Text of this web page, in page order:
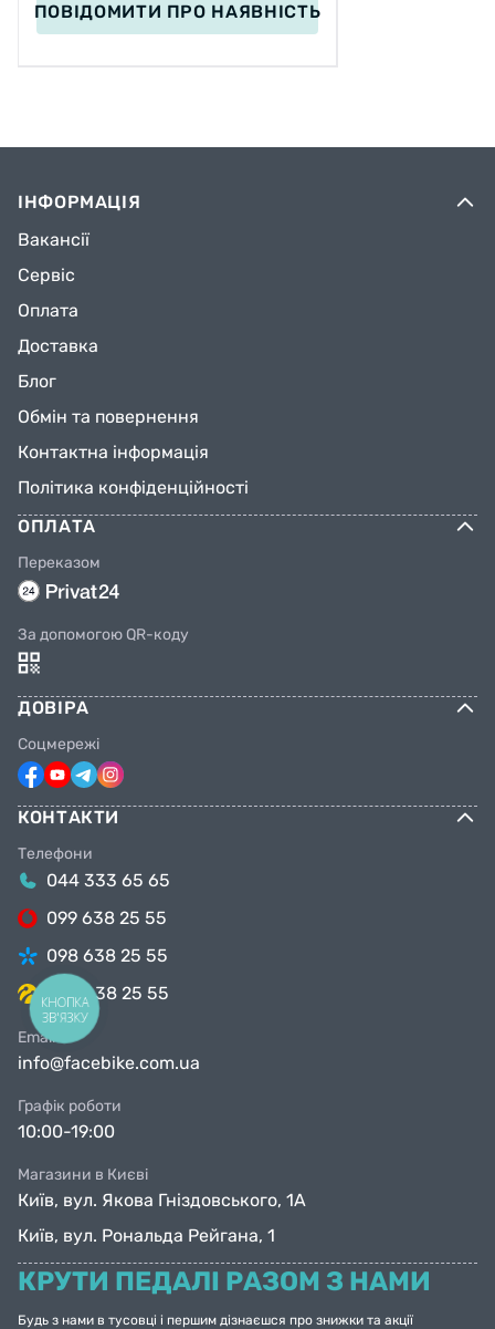
ПОВІДОМИТИ ПРО НАЯВНІСТЬ
ІНФОРМАЦІЯ
Вакансії
Сервіс
Оплата
Доставка
Блог
Обмін та повернення
Контактна інформація
Політика конфіденційності
ОПЛАТА
Переказом
За допомогою QR-коду
ДОВІРА
Соцмережі
КОНТАКТИ
Телефони
044 333 65 65
099 638 25 55
098 638 25 55
063 638 25 55
Email
info@facebike.com.ua
Графік роботи
10:00-19:00
Магазини в Києві
Київ, вул. Якова Гніздовського, 1А
Київ, вул. Рональда Рейгана, 1
КРУТИ ПЕДАЛІ РАЗОМ З НАМИ
Будь з нами в тусовці і першим дізнаєшся про знижки та акції
КНОПКА
ЗВ'ЯЗКУ